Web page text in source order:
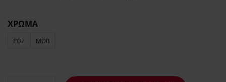
ΧΡΩΜΑ
ΡΟΖ ΜΩΒ